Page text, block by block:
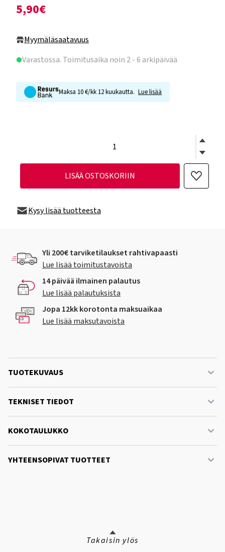
5,90€
Myymäläsaatavuus
Varastossa. Toimitusaika noin 2 - 6 arkipäivää
Maksa 10 €/kk 12 kuukautta. Lue lisää
LISÄÄ OSTOSKORIIN
Kysy lisää tuotteesta
Yli 200€ tarviketilaukset rahtivapaasti
Lue lisää toimitustavoista
14 päivää ilmainen palautus
Lue lisää palautuksista
Jopa 12kk korotonta maksuaikaa
Lue lisää maksutavoista
TUOTEKUVAUS
TEKNISET TIEDOT
KOKOTAULUKKO
YHTEENSOPIVAT TUOTTEET
Takaisin ylös